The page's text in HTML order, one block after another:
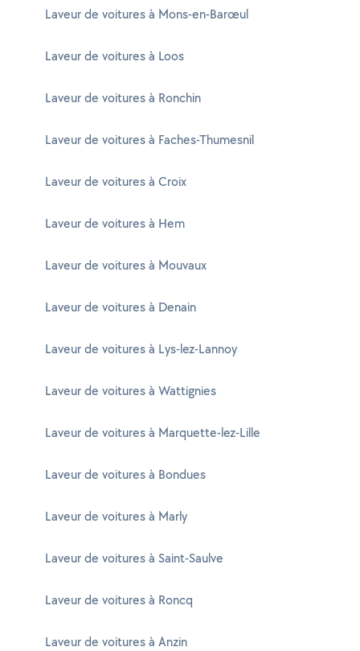
Laveur de voitures à Mons-en-Barœul
Laveur de voitures à Loos
Laveur de voitures à Ronchin
Laveur de voitures à Faches-Thumesnil
Laveur de voitures à Croix
Laveur de voitures à Hem
Laveur de voitures à Mouvaux
Laveur de voitures à Denain
Laveur de voitures à Lys-lez-Lannoy
Laveur de voitures à Wattignies
Laveur de voitures à Marquette-lez-Lille
Laveur de voitures à Bondues
Laveur de voitures à Marly
Laveur de voitures à Saint-Saulve
Laveur de voitures à Roncq
Laveur de voitures à Anzin